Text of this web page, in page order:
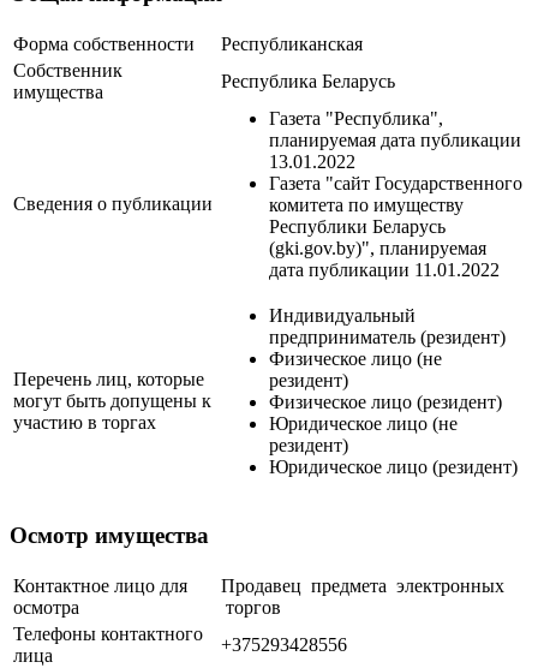
Форма собственности
Республиканская
Собственник
имущества
Республика Беларусь
Сведения о публикации
Газета "Республика",
планируемая дата публикации
13.01.2022
Газета "сайт Государственного
комитета по имуществу
Республики Беларусь
(gki.gov.by)", планируемая
дата публикации 11.01.2022
Перечень лиц, которые
могут быть допущены к
участию в торгах
Индивидуальный
предприниматель (резидент)
Физическое лицо (не
резидент)
Физическое лицо (резидент)
Юридическое лицо (не
резидент)
Юридическое лицо (резидент)
Осмотр имущества
Контактное лицо для
осмотра
Продавец предмета электронных
торгов
Телефоны контактного
лица
+375293428556